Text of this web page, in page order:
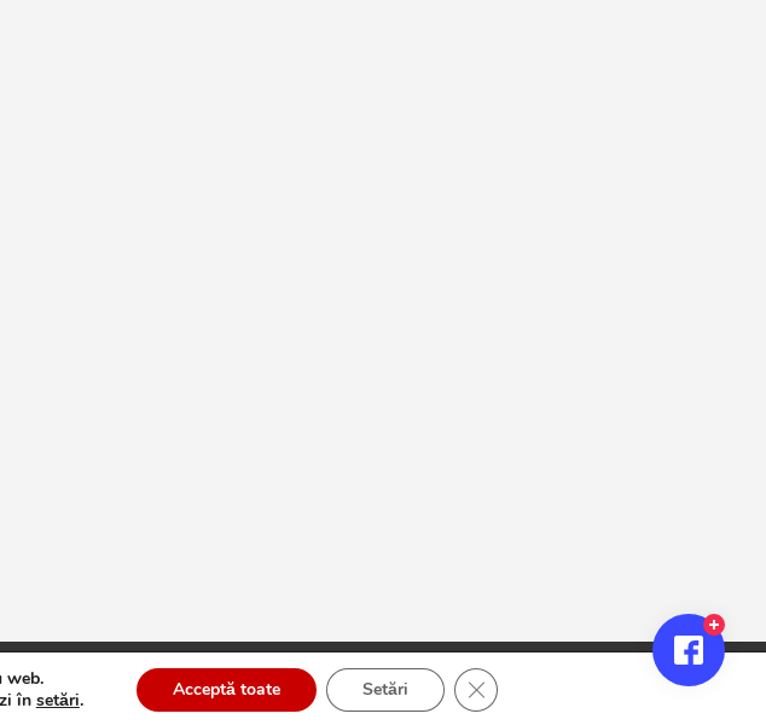
by: WordPress
web.
în setări. Acceptă toate Setări Close GDPR Cookie Banner